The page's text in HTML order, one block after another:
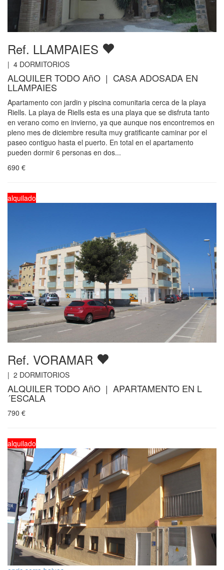
Ref. LLAMPAIES
| 4 DORMITORIOS
ALQUILER TODO AñO | CASA ADOSADA EN
LLAMPAIES
Apartamento con jardin y piscina comunitaria cerca de la playa
Riells. La playa de Riells esta es una playa que se disfruta tanto
en verano como en invierno, ya que aunque nos encontremos en
pleno mes de diciembre resulta muy gratificante caminar por el
paseo contiguo hasta el puerto. En total en el apartamento
pueden dormir 6 personas en dos...
690 €
alquilado
Ref. VORAMAR
| 2 DORMITORIOS
ALQUILER TODO AñO | APARTAMENTO EN L
´ESCALA
790 €
alquilado